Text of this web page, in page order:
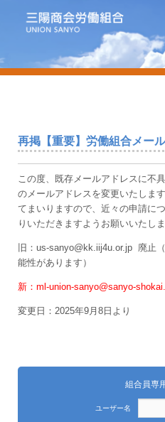
再掲【重要】労働組合メー
この度、既存メールアドレスに不
のメールアドレスを変更いたしま
てまいりますので、近々の申請に
りいただきますようお願いいたしま
旧：us-sanyo@kk.iij4u.or.jp 廃止
能性があります）
新：ml-union-sanyo@sanyo-
変更日：2025年9月8日より
以
組合員専
ユーザー名